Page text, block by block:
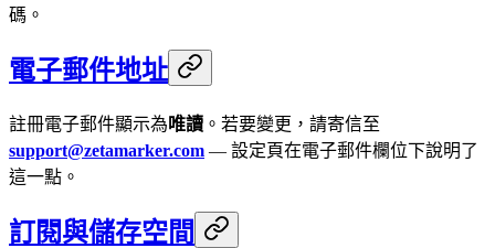
碼。
電子郵件地址
註冊電子郵件顯示為 唯讀 。若要變更，請寄信至
support@zetamarker.com — 設定頁在電子郵件欄位下說明了
這一點。
訂閱與儲存空間